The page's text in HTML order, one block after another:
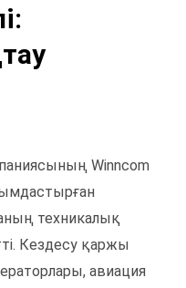
Winncom
техникалық
Кездесу қаржы
авиация